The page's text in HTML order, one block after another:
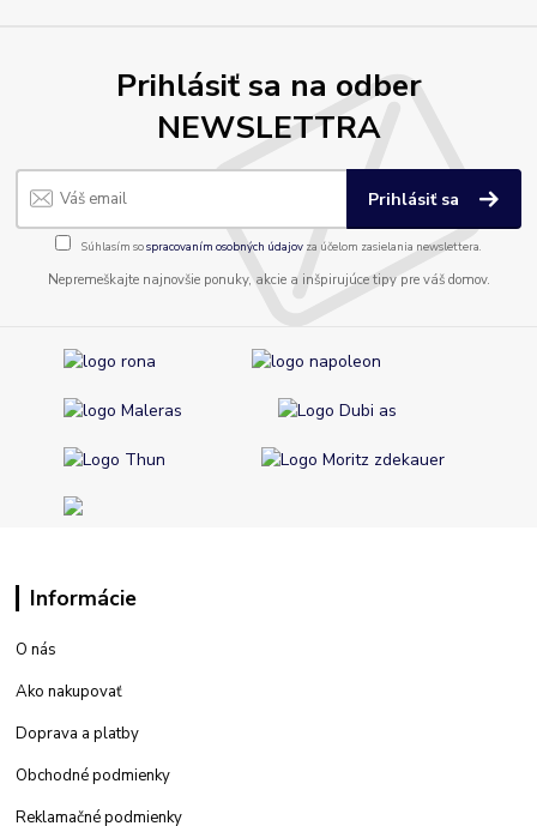
Prihlásiť sa na odber
NEWSLETTRA
Prihlásiť sa
Súhlasím sospracovaním osobných údajov za účelom zasielania newslettera.
Nepremeškajte najnovšie ponuky, akcie a inšpirujúce tipy pre váš domov.
Informácie
O nás
Ako nakupovať
Doprava a platby
Obchodné podmienky
Reklamačné podmienky